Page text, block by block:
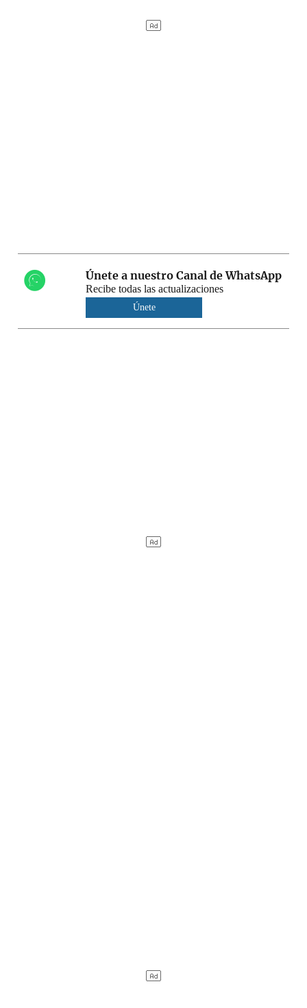
Únete a nuestro Canal de WhatsApp
Recibe todas las actualizaciones
Únete